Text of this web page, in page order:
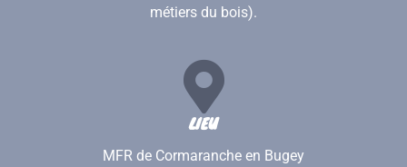
métiers du bois).
LIEU
MFR de Cormaranche en Bugey